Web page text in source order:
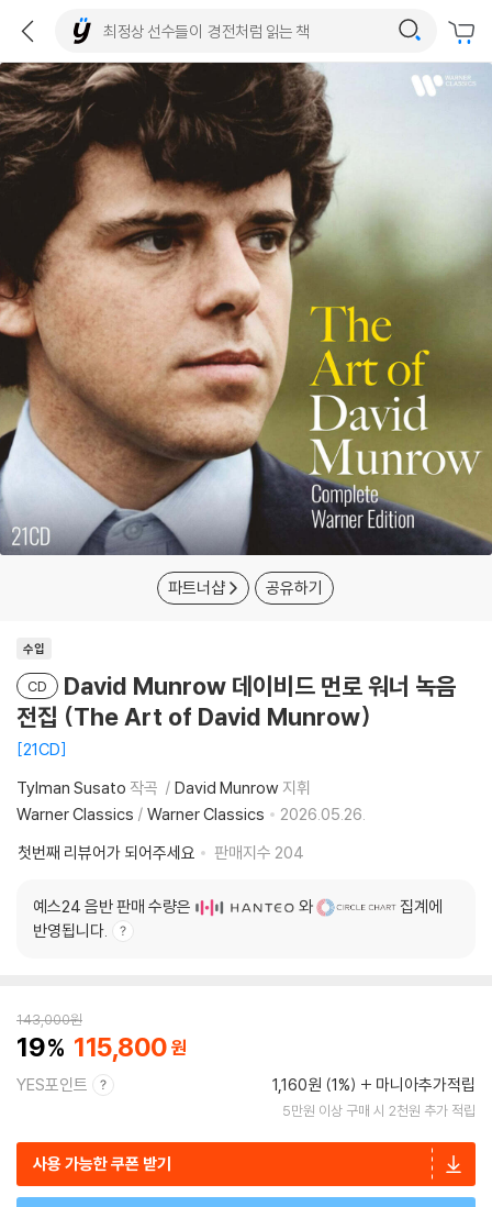
파트너샵 공유하기
수입
CD
David Munrow 데이비드 먼로 워너 녹음
전집 (The Art of David Munrow)
21CD
Tylman Susato 작곡 David Munrow 지휘
Warner Classics / Warner Classics
2026.05.26.
첫번째 리뷰어가 되어주세요
판매지수 204
예스24 음반 판매 수량은 와
집계에
반영됩니다.
143,000원
19 115,800
YES포인트 1,160원 (1%) 마니아추가적립
5만원 이상 구매 시 2천원 추가 적립
사용 가능한 쿠폰 받기